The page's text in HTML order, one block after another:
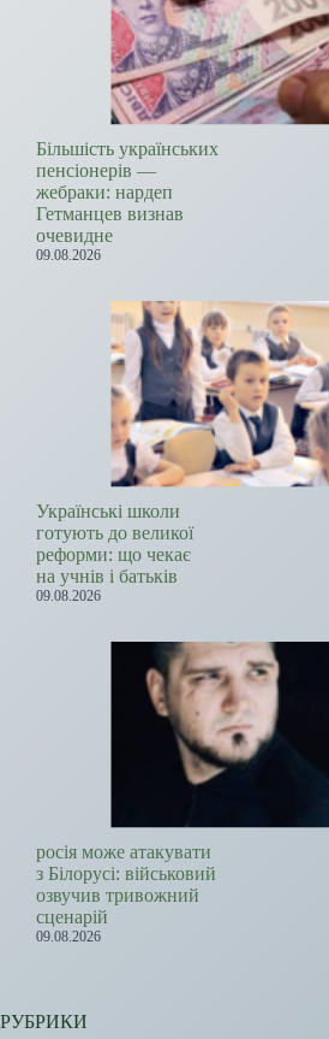
Більшість українських
пенсіонерів —
жебраки: нардеп
Гетманцев визнав
очевидне
09.08.2026
Українські школи
готують до великої
реформи: що чекає
на учнів і батьків
09.08.2026
росія може атакувати
з Білорусі: військовий
озвучив тривожний
сценарій
09.08.2026
РУБРИКИ